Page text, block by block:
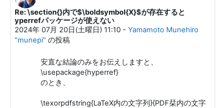
matushiro 97 への返信
Re: \section{}内で$\boldsymbol{X}$が存在すると
yperrefパッケージが使えない
2024年 07月 20日(土曜日) 11:10- Yamamoto Munehiro
"munepi" の投稿
安直な結論のみをお伝えしますと、
\usepackage{hyperref}
のとき、
\texorpdfstring{LaTeX内の文字列}{PDF栞内の文字